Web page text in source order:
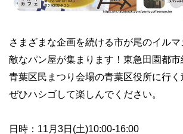
さまざまな企画を続ける市が尾のイル
敵なパン屋が集まります！東急田園都市
青葉区民まつり会場の青葉区役所に行く
ぜひハシゴして楽しんでください。
日時：11月3日(土)10:00-16:00